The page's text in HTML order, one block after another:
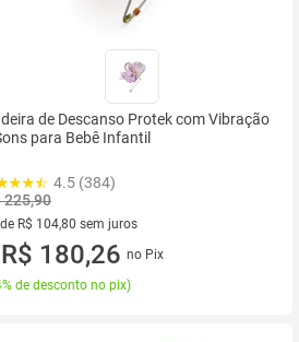
de Descanso Protek com Vibração
para Bebê Infantil
4.5 (384)
225,90
R$ 104,80 sem juros
de R$ 104,80 sem juros
R$ 180,26 no Pix
de desconto no pix)